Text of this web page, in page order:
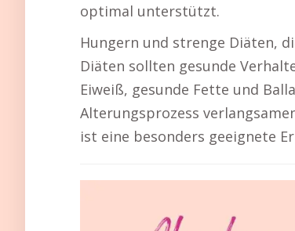
optimal unterstützt.
Hungern und strenge Diäten,
Diäten sollten gesunde
Eiweiß, gesunde Fette und
Alterungsprozess
ist eine besonders geeignete